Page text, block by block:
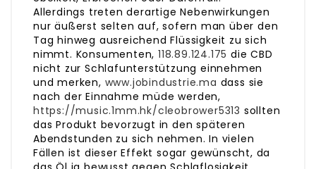
Allerdings treten derartige Nebenwirkungen
nur äußerst selten auf, sofern man über den
Tag hinweg ausreichend Flüssigkeit zu sich
nimmt. Konsumenten,118.89.124.175 die CBD
nicht zur Schlafunterstützung einnehmen
und merken, www.jobindustrie.ma dass sie
nach der Einnahme müde werden,
https://music.1mm.hk/cleobrower5313 sollten
das Produkt bevorzugt in den späteren
Abendstunden zu sich nehmen. In vielen
Fällen ist dieser Effekt sogar gewünscht, da